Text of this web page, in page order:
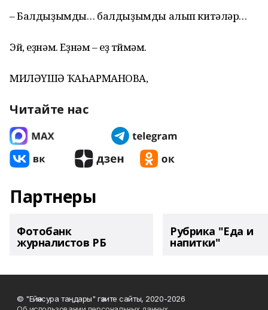
– Балдыҙымды… балдыҙымды алып китәләр…
Эй, еҙнәм. Еҙнәм – еҙ төймәм.
МИЛӘҮШӘ ҠАҺАРМАНОВА,
Читайте нас
Партнеры
Фотобанк
журналистов РБ
Рубрика "Еда и
напитки"
© "Ейәнсура таңдары" гәзите сайты, 2020-2026